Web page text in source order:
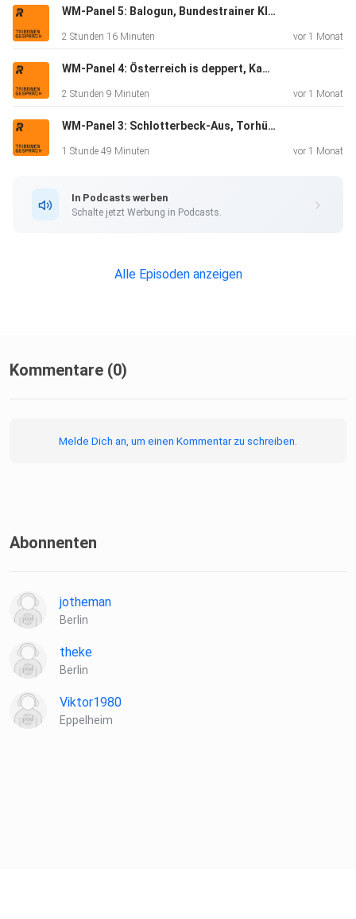
WM-Panel 5: Balogun, Bundestrainer Klopp, Braut Haaland, Schiri-Ansetzungen u.v.m.
2 Stunden 16 Minuten vor 1 Monat
WM-Panel 4: Österreich is deppert, Kap Verdes Sensation, Gewalt gegen Frauen, Rassismus u.v.m.
2 Stunden 9 Minuten vor 1 Monat
WM-Panel 3: Schlotterbeck-Aus, Torhüter, Neuendorf zu Nmecha, die Schottland-Ente u.v.m.
1 Stunde 49 Minuten vor 1 Monat
In Podcasts werben
Schalte jetzt Werbung in Podcasts.
Alle Episoden anzeigen
Kommentare (0)
Melde Dich an, um einen Kommentar zu schreiben.
Abonnenten
jotheman
Berlin
theke
Berlin
Viktor1980
Eppelheim